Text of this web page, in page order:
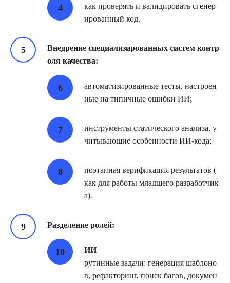
как проверять и валидировать сгенер
ированный код.
Внедрение специализированных систем контр
оля качества:
автоматизированные тесты, настроен
ные на типичные ошибки ИИ;
инструменты статического анализа, у
читывающие особенности ИИ‑кода;
поэтапная верификация результатов (
как для работы младшего разработчик
а).
Разделение ролей:
ИИ—
рутинные задачи: генерация шаблоно
в, рефакторинг, поиск багов, докумен